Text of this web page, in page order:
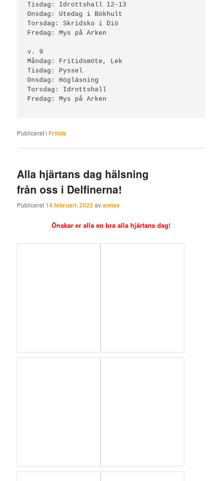
Tisdag: Idrottshall 12-13
Onsdag: Utedag i Bökhult
Torsdag: Skridsko i Diö
Fredag: Mys på Arken
v. 9
Måndag: Fritidsmöte, Lek
Tisdag: Pyssel
Onsdag: Högläsning
Torsdag: Idrottshall
Fredag: Mys på Arken
Publicerat i Fritids
Alla hjärtans dag hälsning
från oss i Delfinerna!
Publicerat14 februari, 2022avannax
Önskar er alla en bra alla hjärtans dag!